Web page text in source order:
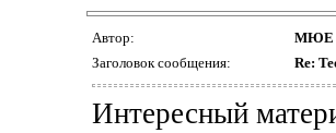
Автор: МЮЕ
Заголовок сообщения:
Re:
Интересный